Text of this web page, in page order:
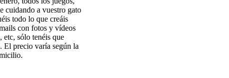
cuidando a vuestro gato
todo lo que creáis
con fotos y vídeos
etc, sólo tenéis que
El precio varía según la